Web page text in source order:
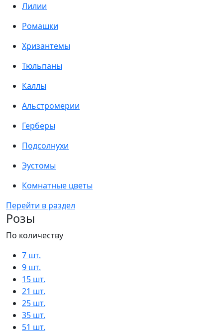
Лилии
Ромашки
Хризантемы
Тюльпаны
Каллы
Альстромерии
Герберы
Подсолнухи
Эустомы
Комнатные цветы
Перейти в раздел
Розы
По количеству
7 шт.
9 шт.
15 шт.
21 шт.
25 шт.
35 шт.
51 шт.